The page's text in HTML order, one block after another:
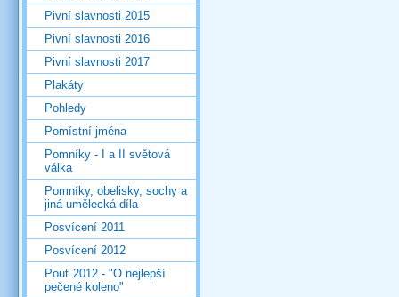
Pivní slavnosti 2015
Pivní slavnosti 2016
Pivní slavnosti 2017
Plakáty
Pohledy
Pomístní jména
Pomníky - I a II světová
válka
Pomníky, obelisky, sochy a
jiná umělecká díla
Posvícení 2011
Posvícení 2012
Pouť 2012 - "O nejlepší
pečené koleno"